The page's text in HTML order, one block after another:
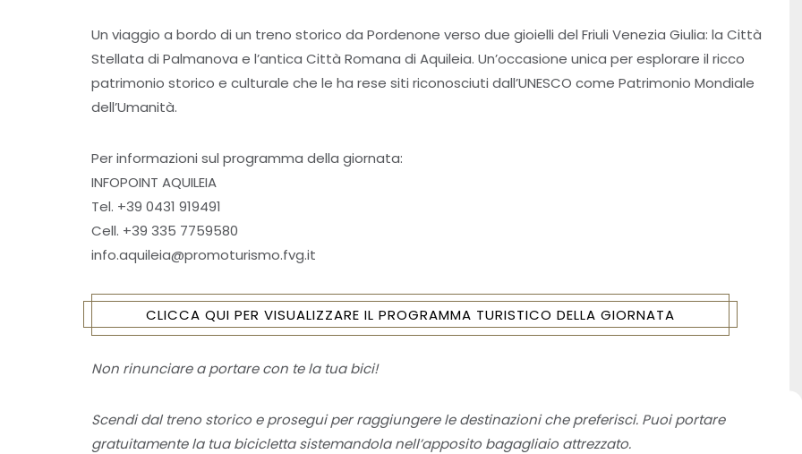
Un viaggio a bordo di un treno storico da Pordenone verso due gioielli del Friuli Venezia Giulia: la Città
Stellata di Palmanova e l’antica Città Romana di Aquileia. Un’occasione unica per esplorare il ricco
patrimonio storico e culturale che le ha rese siti riconosciuti dall’UNESCO come Patrimonio Mondiale
dell’Umanità.
Per informazioni sul programma della giornata:
INFOPOINT AQUILEIA
Tel. +39 0431 919491
Cell. +39 335 7759580
info.aquileia@promoturismo.fvg.it
CLICCA QUI PER VISUALIZZARE IL PROGRAMMA TURISTICO DELLA GIORNATA
Non rinunciare a portare con te la tua bici!
Scendi dal treno storico e prosegui per raggiungere le destinazioni che preferisci. Puoi portare
gratuitamente la tua bicicletta sistemandola nell’apposito bagagliaio attrezzato.